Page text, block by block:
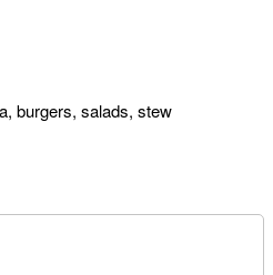
burgers, salads, stew